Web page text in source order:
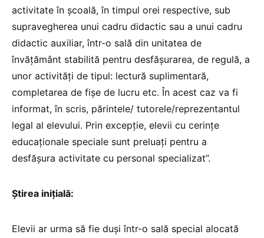
activitate în școală, în timpul orei respective, sub
supravegherea unui cadru didactic sau a unui cadru
didactic auxiliar, într-o sală din unitatea de
învățământ stabilită pentru desfășurarea, de regulă, a
unor activități de tipul: lectură suplimentară,
completarea de fișe de lucru etc. În acest caz va fi
informat, în scris, părintele/ tutorele/reprezentantul
legal al elevului. Prin excepție, elevii cu cerințe
educaționale speciale sunt preluați pentru a
desfășura activitate cu personal specializat”.
Știrea inițială:
Elevii ar urma să fie duși într-o sală special alocată